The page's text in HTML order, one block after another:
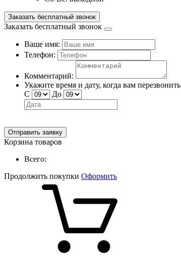
Заказать бесплатный звонок
Заказать бесплатный звонок
Ваше имя:
Телефон:
Комментарий:
Укажите время и дату, когда вам перезвонить
С
До
Отправить заявку
Корзина товаров
Всего:
Продолжить покупки Оформить